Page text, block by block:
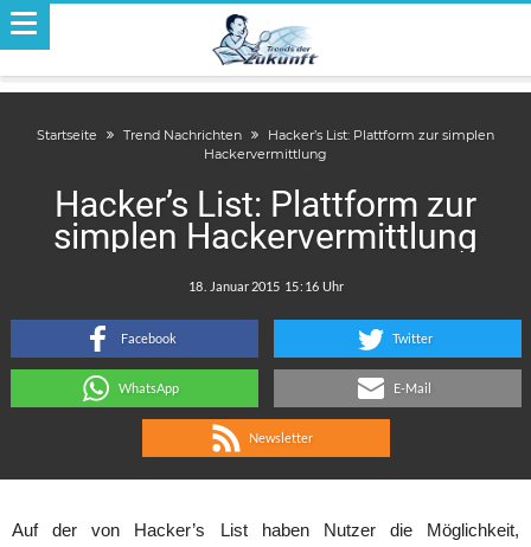
Startseite Trend Nachrichten
Hacker’s List: Plattform zur simplen
Hackervermittlung
Hacker’s List: Plattform zur
simplen Hackervermittlung
:
Facebook Twitter
WhatsApp E-Mail
Newsletter
Auf der von Hacker’s List haben Nutzer die Möglichkeit,